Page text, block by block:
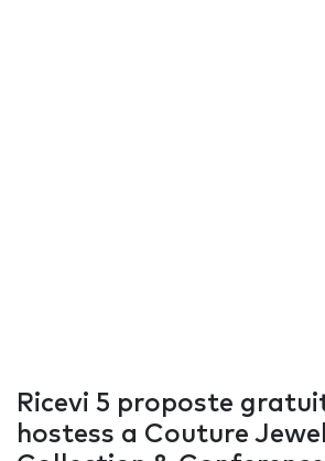
Ricevi 5 proposte
hostess a Couture